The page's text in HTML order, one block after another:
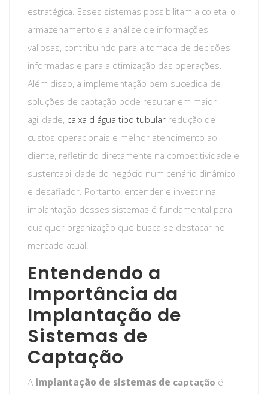
estratégica. Esses sistemas possibilitam a coleta, o
armazenamento e a análise de informações
valiosas, contribuindo para a tomada de decisões
informadas e para a otimização das operações.
Além disso, a implementação bem-sucedida de
soluções de captação pode resultar em maior
agilidade, caixa d água tipo tubular redução de
custos operacionais e melhor atendimento ao
cliente, refletindo diretamente na competitividade e
sustentabilidade do negócio num cenário dinâmico
e desafiador. Portanto, entender e investir na
implantação desses sistemas é fundamental para
qualquer organização que busca se destacar no
mercado atual.
Entendendo a
Importância da
Implantação de
Sistemas de
Captação
A implantação de sistemas de captação é